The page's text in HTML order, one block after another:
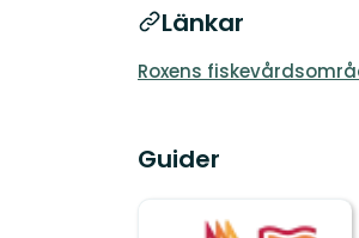
Länkar
Roxens
Guider